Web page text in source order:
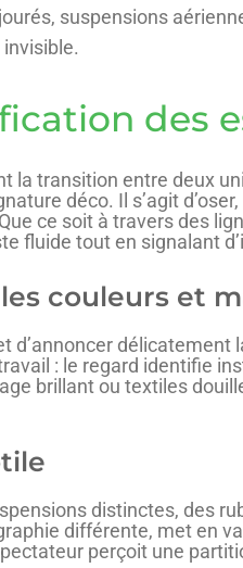
suspensions
des
transition entre deux
déco. Il s’agit
ce soit à travers des
fluide tout en signalant
couleurs et
délicatement
: le regard identifie
brillant ou textiles
distinctes, des
différente, met en
perçoit une